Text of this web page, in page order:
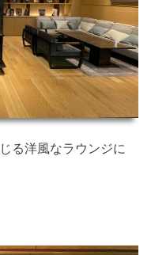
る洋風なラウンジに